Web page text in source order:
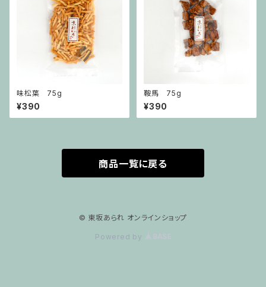
味松葉 75g
¥390
鞍馬 75g
¥390
商品一覧に戻る
© 東坂あられ オンラインショップ
Powered by